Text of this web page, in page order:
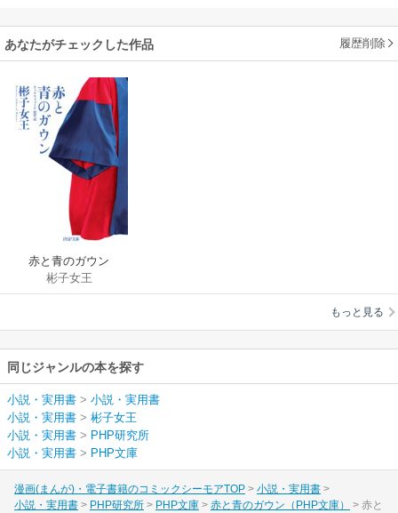
あなたがチェックした作品 履歴削除
赤と青のガウン
（PHP文庫）
彬子女王
もっと見る
同じジャンルの本を探す
小説・実用書 > 小説・実用書
小説・実用書 > 彬子女王
小説・実用書 > PHP研究所
小説・実用書 > PHP文庫
漫画(まんが)・電子書籍のコミックシーモアTOP
小説・実用書
小説・実用書
PHP研究所 PHP文庫 赤と青のガウン（PHP文庫）
赤と